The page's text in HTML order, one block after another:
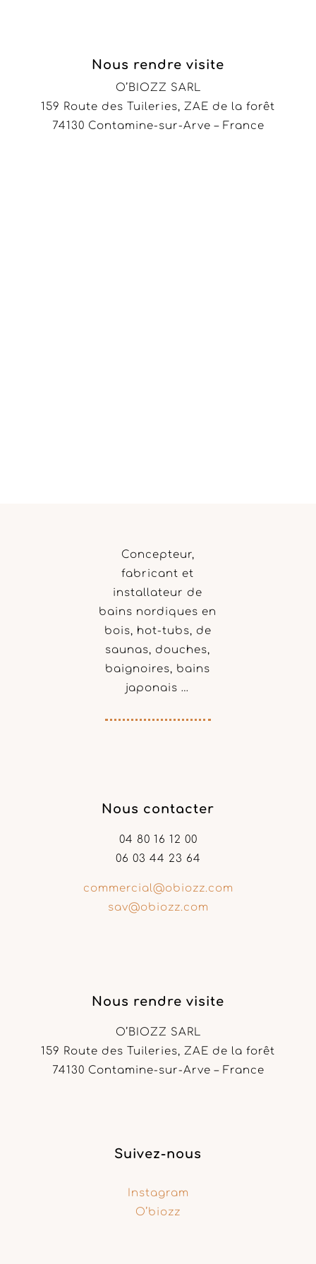
Nous rendre visite
O’BIOZZ SARL
159 Route des Tuileries, ZAE de la forêt
74130 Contamine-sur-Arve – France
Concepteur,
fabricant et
installateur de
bains nordiques en
bois, hot-tubs, de
saunas, douches,
baignoires, bains
japonais …
Nous contacter
04 80 16 12 00
06 03 44 23 64
commercial@obiozz.com
sav@obiozz.com
Nous rendre visite
O’BIOZZ SARL
159 Route des Tuileries, ZAE de la forêt
74130 Contamine-sur-Arve – France
Suivez-nous
Instagram
O’biozz